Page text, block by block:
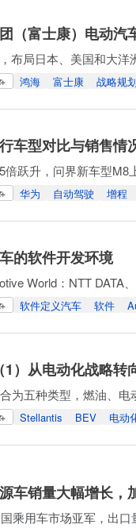
（富士康）电动汽
布局日本、美国和大洋
鸿海 富士康 战略规
车型对比与销售情
倍跃升，问界新车型M8
华为 自动驾驶 增程
的软件开发环境
World：NTT DATA
软件定义汽车 软件
）从电动化战略转
为五种类型，燃油、
Stellantis BEV 电动
车销量大幅增长，
乘用车市场亚军，出口